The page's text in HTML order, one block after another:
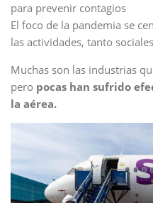
para prevenir contagios
El foco de la pandemia se
las actividades, tanto
Muchas son las industrias
pero pocas han sufrido
la aérea.